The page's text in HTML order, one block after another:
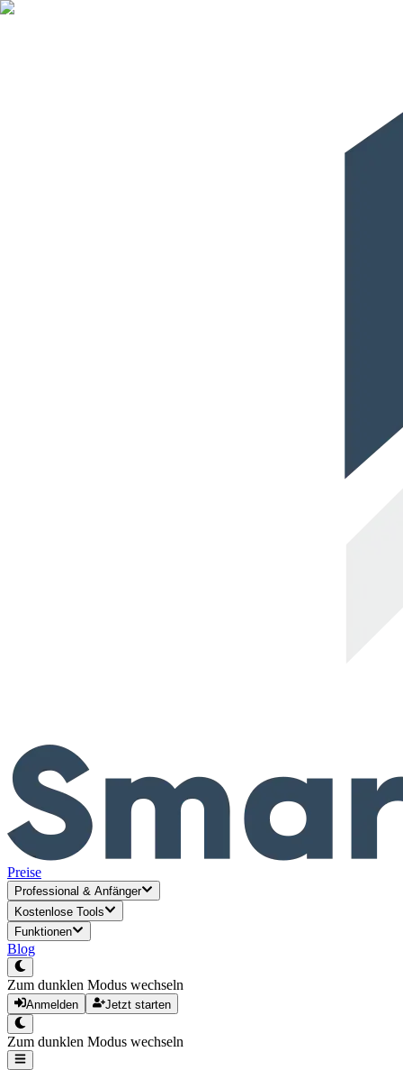
Preise
Professional & Anfänger
Kostenlose Tools
Funktionen
Blog
Zum dunklen Modus wechseln
Anmelden Jetzt starten
Zum dunklen Modus wechseln